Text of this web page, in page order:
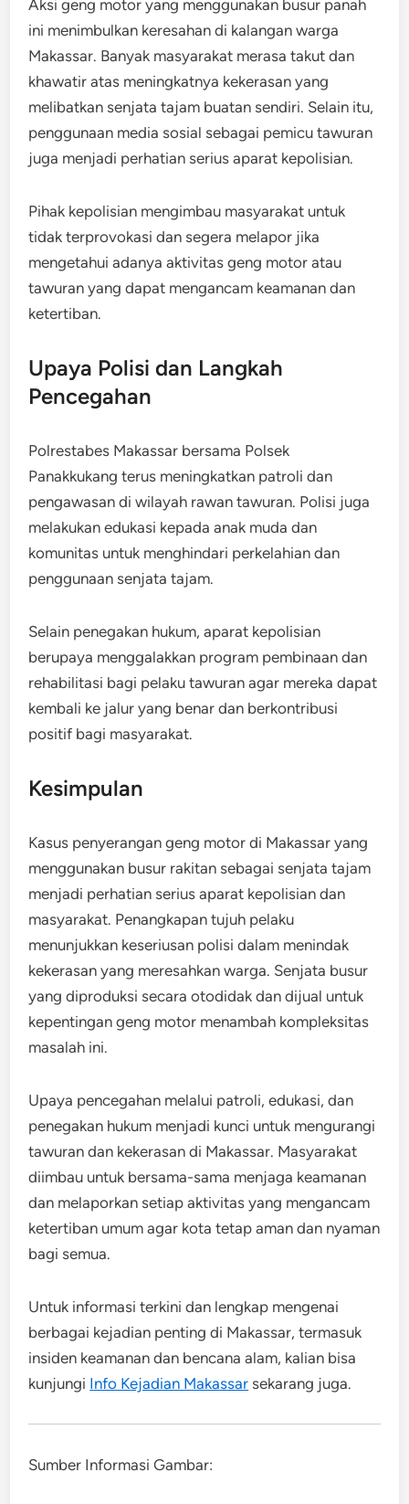
Aksi geng motor yang menggunakan busur panah
ini menimbulkan keresahan di kalangan warga
Makassar. Banyak masyarakat merasa takut dan
khawatir atas meningkatnya kekerasan yang
melibatkan senjata tajam buatan sendiri. Selain itu,
penggunaan media sosial sebagai pemicu tawuran
juga menjadi perhatian serius aparat kepolisian.
Pihak kepolisian mengimbau masyarakat untuk
tidak terprovokasi dan segera melapor jika
mengetahui adanya aktivitas geng motor atau
tawuran yang dapat mengancam keamanan dan
ketertiban.
Upaya Polisi dan Langkah
Pencegahan
Polrestabes Makassar bersama Polsek
Panakkukang terus meningkatkan patroli dan
pengawasan di wilayah rawan tawuran. Polisi juga
melakukan edukasi kepada anak muda dan
komunitas untuk menghindari perkelahian dan
penggunaan senjata tajam.
Selain penegakan hukum, aparat kepolisian
berupaya menggalakkan program pembinaan dan
rehabilitasi bagi pelaku tawuran agar mereka dapat
kembali ke jalur yang benar dan berkontribusi
positif bagi masyarakat.
Kesimpulan
Kasus penyerangan geng motor di Makassar yang
menggunakan busur rakitan sebagai senjata tajam
menjadi perhatian serius aparat kepolisian dan
masyarakat. Penangkapan tujuh pelaku
menunjukkan keseriusan polisi dalam menindak
kekerasan yang meresahkan warga. Senjata busur
yang diproduksi secara otodidak dan dijual untuk
kepentingan geng motor menambah kompleksitas
masalah ini.
Upaya pencegahan melalui patroli, edukasi, dan
penegakan hukum menjadi kunci untuk mengurangi
tawuran dan kekerasan di Makassar. Masyarakat
diimbau untuk bersama-sama menjaga keamanan
dan melaporkan setiap aktivitas yang mengancam
ketertiban umum agar kota tetap aman dan nyaman
bagi semua.
Untuk informasi terkini dan lengkap mengenai
berbagai kejadian penting di Makassar, termasuk
insiden keamanan dan bencana alam, kalian bisa
kunjungi Info Kejadian Makassar sekarang juga.
Sumber Informasi Gambar: